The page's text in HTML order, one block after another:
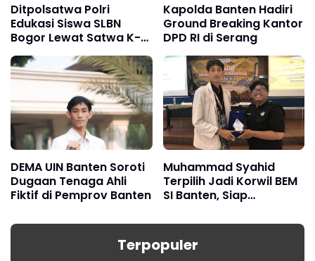
Ditpolsatwa Polri
Edukasi Siswa SLBN
Bogor Lewat Satwa K-9
dan Turangga
Kapolda Banten Hadiri
Ground Breaking Kantor
DPD RI di Serang
DEMA UIN Banten Soroti
Dugaan Tenaga Ahli
Fiktif di Pemprov Banten
Muhammad Syahid
Terpilih Jadi Korwil BEM
SI Banten, Siap
Mahasiswa
Terpopuler